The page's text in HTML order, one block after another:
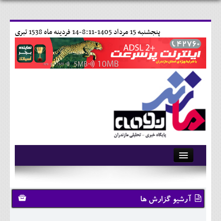
14 فردينه ماه 1538 تبری پنجشنبه 15 مرداد 1405-8:11-
آرشیو
تماس با ما
وبلاگ
آرشیو گزارش ها